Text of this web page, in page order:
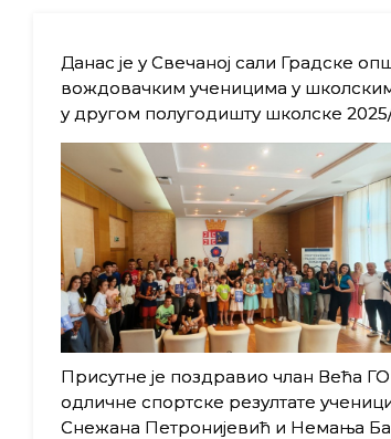
Данас је у Свечаној сали Градске
вождовачким ученицима у
у другом полугодишту школске
Присутне је поздравио члан Већа
одличне спортске резултате
Снежана Петронијевић и Немања